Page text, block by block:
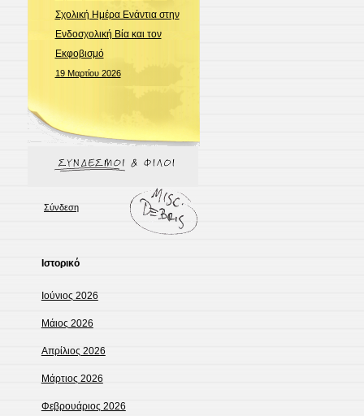
Σχολική Ημέρα Ενάντια στην
Ενδοσχολική Βία και τον
Εκφοβισμό
19 Μαρτίου 2026
Σύνδεση
Ιστορικό
Ιούνιος 2026
Μάιος 2026
Απρίλιος 2026
Μάρτιος 2026
Φεβρουάριος 2026